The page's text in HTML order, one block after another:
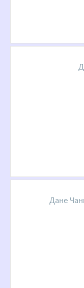
Дане